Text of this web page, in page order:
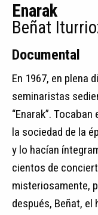
Enarak
Beñat
Documental
En 1967, en plena
seminaristas
“Enarak”.
la sociedad de la
y lo hacían
cientos de
misteriosamente,
después, Beñat, el